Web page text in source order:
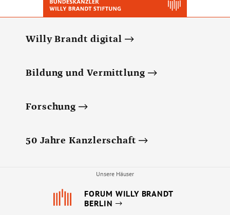
Willy Brandt digital
Bildung und Vermittlung
Forschung
50 Jahre Kanzlerschaft
Unsere Häuser
FORUM WILLY BRANDT
BERLIN